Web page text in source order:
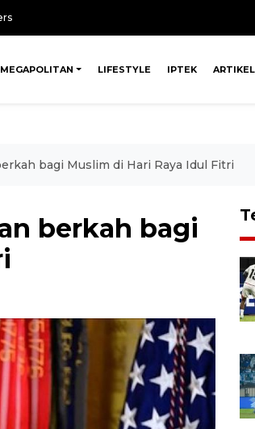
LIFESTYLE IPTEK ARTIKEL
bagi Muslim di Hari Raya Idul Fitri
berkah bagi